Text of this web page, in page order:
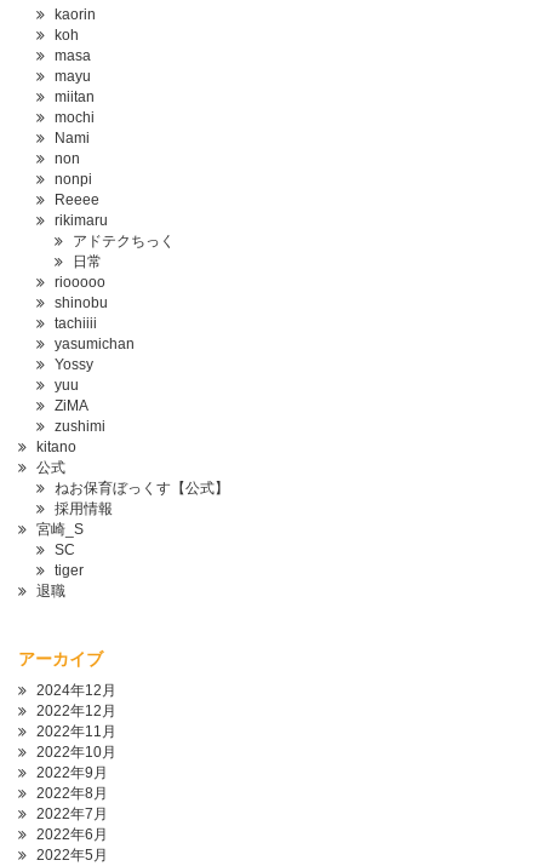
kaorin
koh
masa
mayu
miitan
mochi
Nami
non
nonpi
Reeee
rikimaru
アドテクちっく
日常
riooooo
shinobu
tachiiii
yasumichan
Yossy
yuu
ZiMA
zushimi
kitano
公式
ねお保育ぼっくす【公式】
採用情報
宮崎_S
SC
tiger
退職
アーカイブ
2024年12月
2022年12月
2022年11月
2022年10月
2022年9月
2022年8月
2022年7月
2022年6月
2022年5月